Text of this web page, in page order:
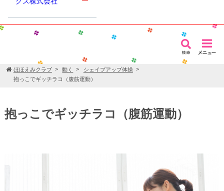
ほほえみクラブ 動く
シェイプアップ体操
抱っこでギッチラコ（腹筋運動）
抱っこでギッチラコ（腹筋運動）